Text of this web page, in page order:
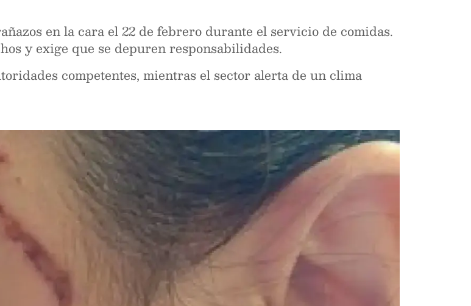
en la cara el 22 de febrero durante el servicio de comidas.
y exige que se depuren responsabilidades.
competentes, mientras el sector alerta de un clima